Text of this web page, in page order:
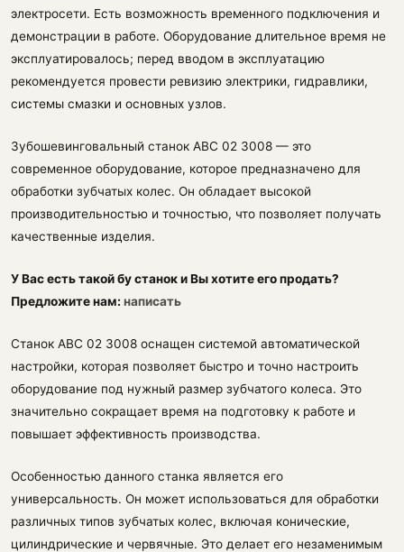
электросети. Есть возможность временного подключения и
демонстрации в работе. Оборудование длительное время не
эксплуатировалось; перед вводом в эксплуатацию
рекомендуется провести ревизию электрики, гидравлики,
системы смазки и основных узлов.
Зубошевинговальный станок АВС 02 3008 — это
современное оборудование, которое предназначено для
обработки зубчатых колес. Он обладает высокой
производительностью и точностью, что позволяет получать
качественные изделия.
У Вас есть такой бу станок и Вы хотите его продать?
Предложите нам: написать
Станок АВС 02 3008 оснащен системой автоматической
настройки, которая позволяет быстро и точно настроить
оборудование под нужный размер зубчатого колеса. Это
значительно сокращает время на подготовку к работе и
повышает эффективность производства.
Особенностью данного станка является его
универсальность. Он может использоваться для обработки
различных типов зубчатых колес, включая конические,
цилиндрические и червячные. Это делает его незаменимым